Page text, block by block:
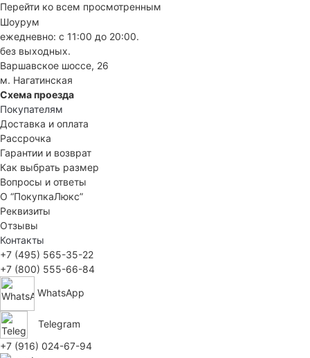
Перейти ко всем просмотренным
Шоурум
ежедневно: с 11:00 до 20:00.
без выходных.
Варшавское шоссе, 26
м. Нагатинская
Схема проезда
Покупателям
Доставка и оплата
Рассрочка
Гарантии и возврат
Как выбрать размер
Вопросы и ответы
О “ПокупкаЛюкс”
Реквизиты
Отзывы
Контакты
+7 (495) 565-35-22
+7 (800) 555-66-84
WhatsApp
Telegram
+7 (916) 024-67-94